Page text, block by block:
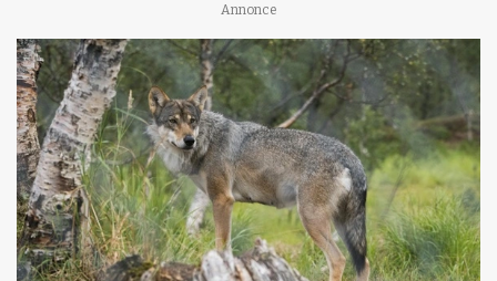
Annonce